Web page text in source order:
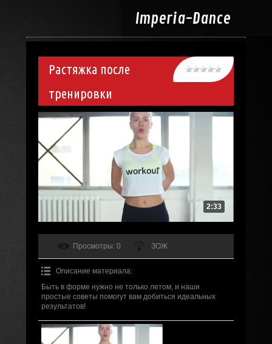
Imperia-Dance
Растяжка после
тренировки
2:33
Просмотры: 0 ЗОЖ
Описание материала:
Быть в форме нужно не только летом, и наши
простые советы помогут вам добиться идеальных
результатов!